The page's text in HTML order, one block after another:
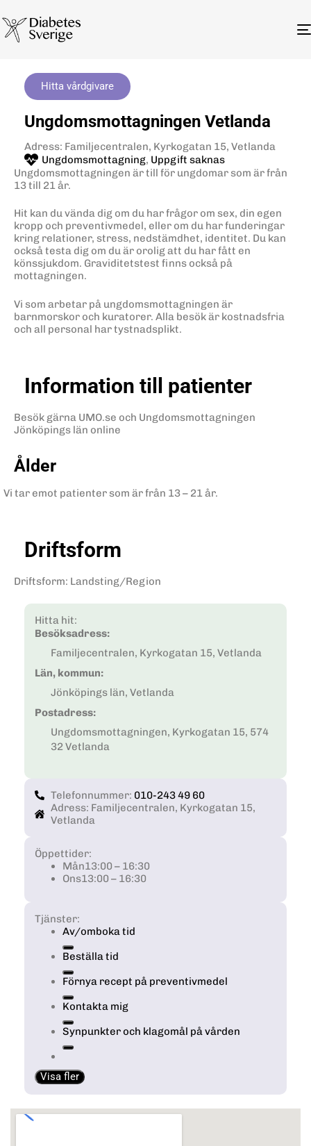
Hitta vårdgivare
Ungdomsmottagningen Vetlanda
Adress: Familjecentralen, Kyrkogatan 15, Vetlanda
Ungdomsmottagning, Uppgift saknas
Ungdomsmottagningen är till för ungdomar som är från
13 till 21 år.
Hit kan du vända dig om du har frågor om sex, din egen
kropp och preventivmedel, eller om du har funderingar
kring relationer, stress, nedstämdhet, identitet. Du kan
också testa dig om du är orolig att du har fått en
könssjukdom. Graviditetstest finns också på
mottagningen.
Vi som arbetar på ungdomsmottagningen är
barnmorskor och kuratorer. Alla besök är kostnadsfria
och all personal har tystnadsplikt.
Information till patienter
Besök gärna UMO.se och Ungdomsmottagningen
Jönköpings län online
Ålder
Vi tar emot patienter som är från 13 – 21 år.
Driftsform
Driftsform: Landsting/Region
Hitta hit:
Besöksadress:
Familjecentralen, Kyrkogatan 15, Vetlanda
Län, kommun:
Jönköpings län, Vetlanda
Postadress:
Ungdomsmottagningen, Kyrkogatan 15, 574
32 Vetlanda
Telefonnummer: 010-243 49 60
Adress: Familjecentralen, Kyrkogatan 15,
Vetlanda
Öppettider:
Mån13:00 – 16:30
Ons13:00 – 16:30
Tjänster:
Av/omboka tid
Beställa tid
Förnya recept på preventivmedel
Kontakta mig
Synpunkter och klagomål på vården
Visa fler